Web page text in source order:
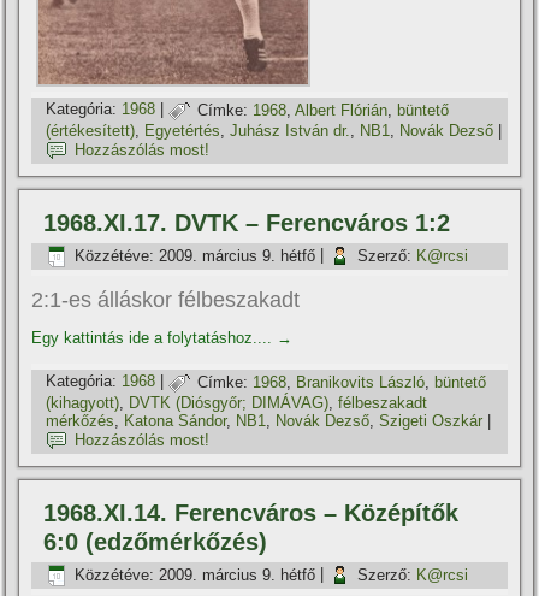
Kategória: 1968 | Címke: 1968 ,Albert Flórián ,büntető
(értékesí­tett), Egyetértés,Juhász István dr., NB1, Novák Dezső
Hozzászólás most!
1968.XI.17. DVTK – Ferencváros 1:2
Közzétéve: 2009. március 9. hétfő Szerző: K@rcsi
2:1-es álláskor félbeszakadt
Egy kattintás ide a folytatáshoz.... →
Kategória: 1968 | Címke: 1968 Branikovits László ,büntető
(kihagyott), DVTK (Diósgyőr; DIMÁVAG),félbeszakadt
mérkőzés, Katona Sándor, NB1, Novák Dezső,Szigeti Oszkár
Hozzászólás most!
1968.XI.14. Ferencváros – Középítők
6:0 (edzőmérkőzés)
Közzétéve: 2009. március 9. hétfő Szerző: K@rcsi